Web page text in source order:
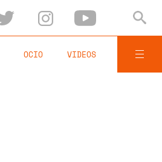
OCIO VIDEOS